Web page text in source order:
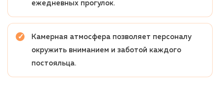
ежедневных прогулок.
Камерная атмосфера позволяет персоналу
окружить вниманием и заботой каждого
постояльца.